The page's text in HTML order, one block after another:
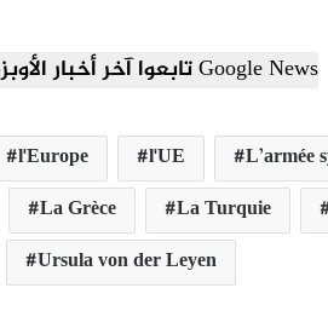
تابعوا آخر أخبار الأوبزرفر العربي عبر Google News
l'Europe l'UE
L’armée
La Grèce La Turquie
Ursula von der Leyen